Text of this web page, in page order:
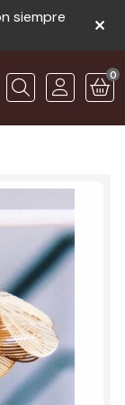
siempre
Buscar
0